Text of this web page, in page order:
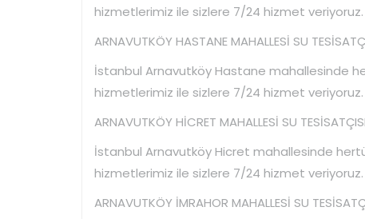
hizmetlerimiz ile sizlere 7/24 hizmet veriyoruz.
ARNAVUTKÖY HASTANE MAHALLESİ SU
İstanbul Arnavutköy Hastane mahallesinde
hizmetlerimiz ile sizlere 7/24 hizmet veriyoruz.
ARNAVUTKÖY HİCRET MAHALLESİ SU
İstanbul Arnavutköy Hicret mahallesinde
hizmetlerimiz ile sizlere 7/24 hizmet veriyoruz.
ARNAVUTKÖY İMRAHOR MAHALLESİ SU